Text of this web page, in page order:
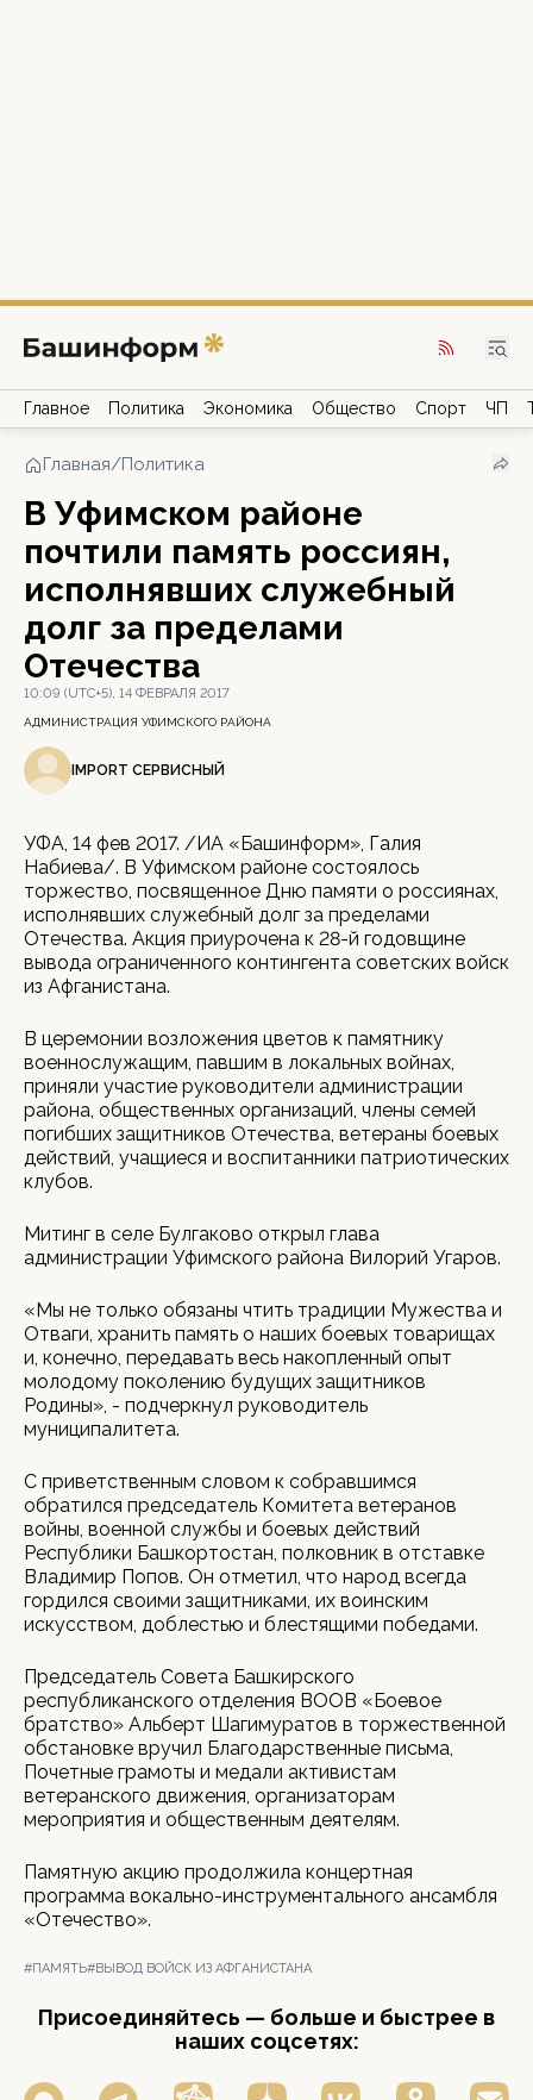
Главное Политика Экономика Общество Спорт ЧП
Главная/Политика
В Уфимском районе
почтили память россиян,
исполнявших служебный
долг за пределами
Отечества
10:09 (UTC+5), 14 ФЕВРАЛЯ 2017
АДМИНИСТРАЦИЯ УФИМСКОГО РАЙОНА
IMPORT СЕРВИСНЫЙ
УФА, 14 фев 2017. /ИА «Башинформ», Галия
Набиева/. В Уфимском районе состоялось
торжество, посвященное Дню памяти о россиянах,
исполнявших служебный долг за пределами
Отечества. Акция приурочена к 28-й годовщине
вывода ограниченного контингента советских войск
из Афганистана.
В церемонии возложения цветов к памятнику
военнослужащим, павшим в локальных войнах,
приняли участие руководители администрации
района, общественных организаций, члены семей
погибших защитников Отечества, ветераны боевых
действий, учащиеся и воспитанники патриотических
клубов.
Митинг в селе Булгаково открыл глава
администрации Уфимского района Вилорий Угаров.
«Мы не только обязаны чтить традиции Мужества и
Отваги, хранить память о наших боевых товарищах
и, конечно, передавать весь накопленный опыт
молодому поколению будущих защитников
Родины», - подчеркнул руководитель
муниципалитета.
С приветственным словом к собравшимся
обратился председатель Комитета ветеранов
войны, военной службы и боевых действий
Республики Башкортостан, полковник в отставке
Владимир Попов. Он отметил, что народ всегда
гордился своими защитниками, их воинским
искусством, доблестью и блестящими победами.
Председатель Совета Башкирского
республиканского отделения ВООВ «Боевое
братство» Альберт Шагимуратов в торжественной
обстановке вручил Благодарственные письма,
Почетные грамоты и медали активистам
ветеранского движения, организаторам
мероприятия и общественным деятелям.
Памятную акцию продолжила концертная
программа вокально-инструментального ансамбля
«Отечество».
#ПАМЯТЬ#ВЫВОД ВОЙСК ИЗ АФГАНИСТАНА
Присоединяйтесь — больше и быстрее в
наших соцсетях: